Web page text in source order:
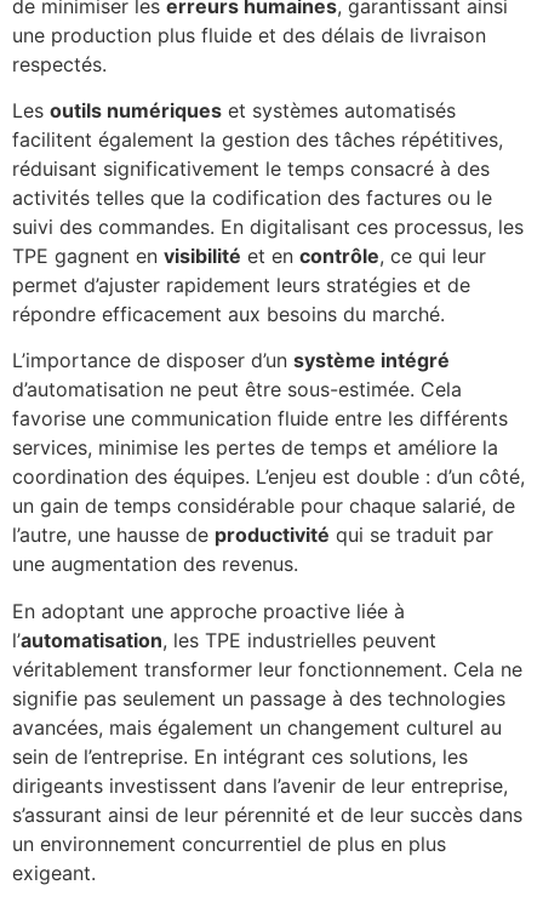
de minimiser les erreurs humaines, garantissant ainsi
une production plus fluide et des délais de livraison
respectés.
Les outils numériques et systèmes automatisés
facilitent également la gestion des tâches répétitives,
réduisant significativement le temps consacré à des
activités telles que la codification des factures ou le
suivi des commandes. En digitalisant ces processus, les
TPE gagnent en visibilité et en contrôle, ce qui leur
permet d’ajuster rapidement leurs stratégies et de
répondre efficacement aux besoins du marché.
L’importance de disposer d’un système intégré
d’automatisation ne peut être sous-estimée. Cela
favorise une communication fluide entre les différents
services, minimise les pertes de temps et améliore la
coordination des équipes. L’enjeu est double : d’un côté,
un gain de temps considérable pour chaque salarié, de
l’autre, une hausse de productivité qui se traduit par
une augmentation des revenus.
En adoptant une approche proactive liée à
l’automatisation, les TPE industrielles peuvent
véritablement transformer leur fonctionnement. Cela ne
signifie pas seulement un passage à des technologies
avancées, mais également un changement culturel au
sein de l’entreprise. En intégrant ces solutions, les
dirigeants investissent dans l’avenir de leur entreprise,
s’assurant ainsi de leur pérennité et de leur succès dans
un environnement concurrentiel de plus en plus
exigeant.